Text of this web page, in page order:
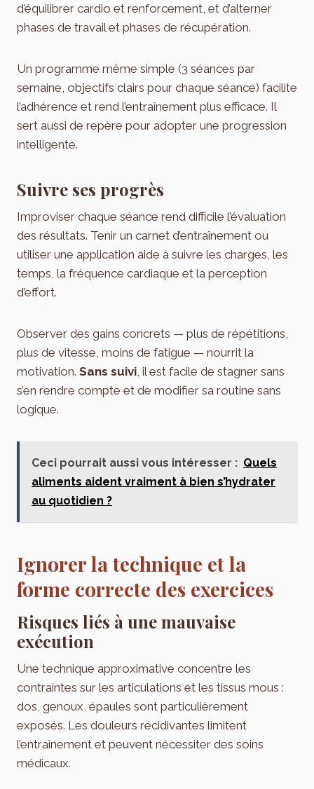
d’équilibrer cardio et renforcement, et d’alterner
phases de travail et phases de récupération.
Un programme même simple (3 séances par
semaine, objectifs clairs pour chaque séance) facilite
l’adhérence et rend l’entraînement plus efficace. Il
sert aussi de repère pour adopter une progression
intelligente.
Suivre ses progrès
Improviser chaque séance rend difficile l’évaluation
des résultats. Tenir un carnet d’entraînement ou
utiliser une application aide à suivre les charges, les
temps, la fréquence cardiaque et la perception
d’effort.
Observer des gains concrets — plus de répétitions,
plus de vitesse, moins de fatigue — nourrit la
motivation. Sans suivi , il est facile de stagner sans
s’en rendre compte et de modifier sa routine sans
logique.
Ceci pourrait aussi vous intéresser : Quels
aliments aident vraiment à bien s’hydrater
au quotidien ?
Ignorer la technique et la
forme correcte des exercices
Risques liés à une mauvaise
exécution
Une technique approximative concentre les
contraintes sur les articulations et les tissus mous :
dos, genoux, épaules sont particulièrement
exposés. Les douleurs récidivantes limitent
l’entraînement et peuvent nécessiter des soins
médicaux.